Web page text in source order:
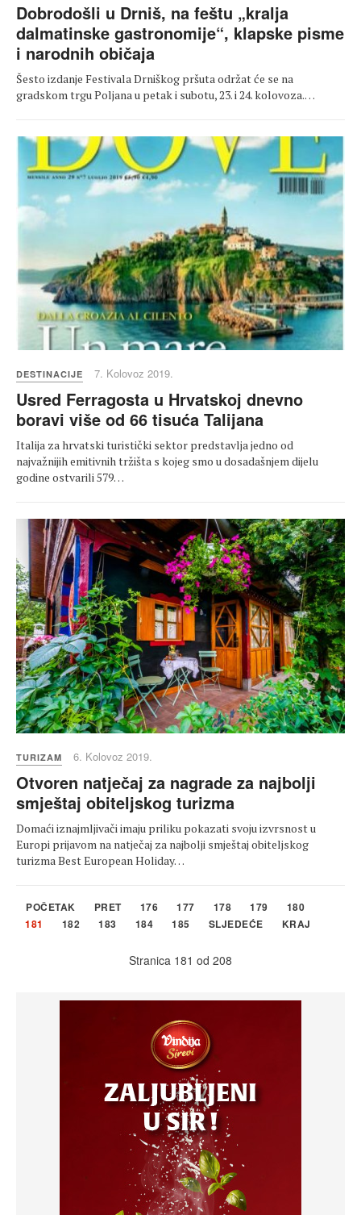
Dobrodošli u Drniš, na feštu „kralja
dalmatinske gastronomije“, klapske pisme
i narodnih običaja
Šesto izdanje Festivala Drniškog pršuta održat će se na
gradskom trgu Poljana u petak i subotu, 23. i 24. kolovoza.…
DESTINACIJE 7. Kolovoz 2019.
​Usred Ferragosta u Hrvatskoj dnevno
boravi više od 66 tisuća Talijana
Italija za hrvatski turistički sektor predstavlja jedno od
najvažnijih emitivnih tržišta s kojeg smo u dosadašnjem dijelu
godine ostvarili 579…
TURIZAM 6. Kolovoz 2019.
Otvoren natječaj za nagrade za najbolji
smještaj obiteljskog turizma
Domaći iznajmljivači imaju priliku pokazati svoju izvrsnost u
Europi prijavom na natječaj za najbolji smještaj obiteljskog
turizma Best European Holiday…
POČETAK PRET 176 177 178 179
180
181
182 183 184 185 SLJEDEĆE KRAJ
Stranica 181 od 208